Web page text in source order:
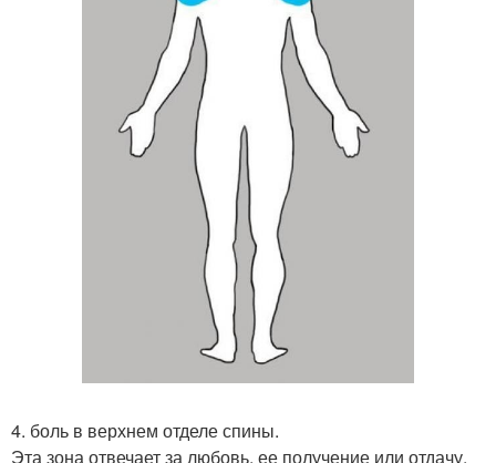
4. боль в верхнем отделе спины.
Эта зона отвечает за любовь, ее получение или отдачу.